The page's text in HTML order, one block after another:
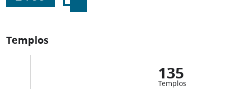
Templos
135
Templos